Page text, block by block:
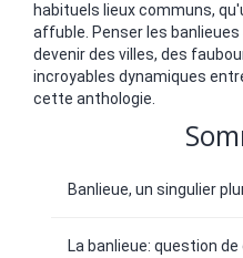
habituels lieux communs,
affuble. Penser les
devenir des villes, des
incroyables dynamiques
cette anthologie.
Banlieue, un singulier
La banlieue: question